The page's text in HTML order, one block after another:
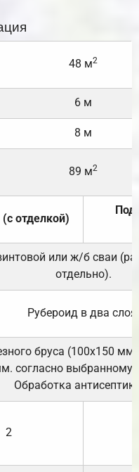
48 м2
6 м
8 м
89 м2
отделкой)
Под
или ж/б сваи
отдельно).
Рубероид в два слоя.
бруса (100х150
согласно выбранному
Обработка
2